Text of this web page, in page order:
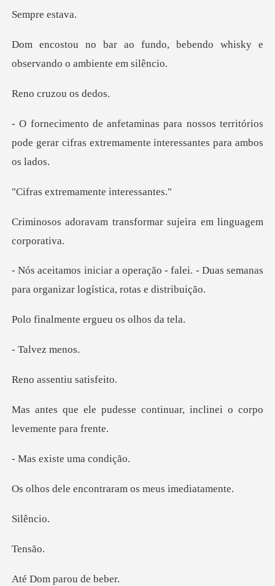
re e
o, bebendo whisky e
observa
uzou os
sos territórios
pode gerar cifras extrem
emamente int
ransformar sujeira em
- falei. - Duas semanas
para organi
te ergueu os
vez m
entiu sa
continuar, inclinei o co
iste uma
contraram os meu
ênc
ns
parou